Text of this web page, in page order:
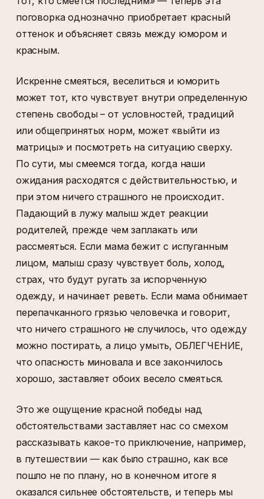
поговорка однозначно приобретает красный
оттенок и объясняет связь между юмором и
красным.
Искренне смеяться, веселиться и юморить
может тот, кто чувствует внутри определенную
степень свободы – от условностей, традиций
или общепринятых норм, может «выйти из
матрицы» и посмотреть на ситуацию сверху.
По сути, мы смеемся тогда, когда наши
ожидания расходятся с действительностью, и
при этом ничего страшного не происходит.
Падающий в лужу малыш ждет реакции
родителей, прежде чем заплакать или
рассмеяться. Если мама бежит с испуганным
лицом, малыш сразу чувствует боль, холод,
страх, что будут ругать за испорченную
одежду, и начинает реветь. Если мама обнимает
перепачканного грязью человечка и говорит,
что ничего страшного не случилось, что одежду
можно постирать, а лицо умыть, ОБЛЕГЧЕНИЕ,
что опасность миновала и все закончилось
хорошо, заставляет обоих весело смеяться.
Это же ощущение красной победы над
обстоятельствами заставляет нас со смехом
рассказывать какое-то приключение, например,
в путешествии — как было страшно, как все
пошло не по плану, но в конечном итоге я
оказался сильнее обстоятельств, и теперь мы